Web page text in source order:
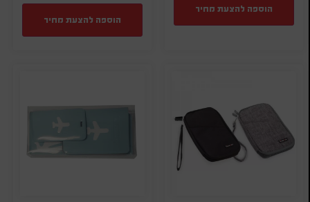
הוספה להצעת מחיר
הוספה להצעת מחיר